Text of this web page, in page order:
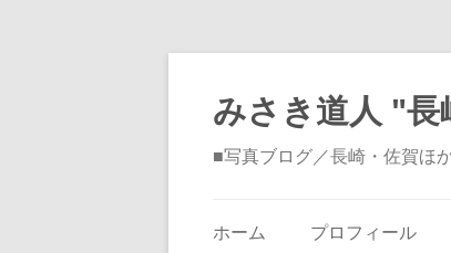
みさき道人 "
■写真ブログ／長崎・佐賀ほ
ホーム プロフィール